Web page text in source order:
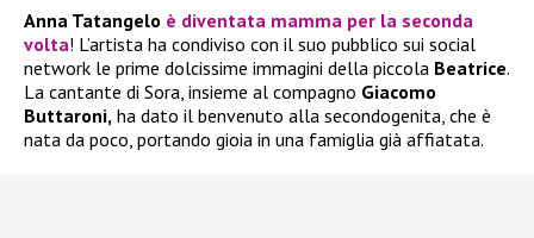
Anna Tatangelo è diventata mamma per la seconda
volta! L’artista ha condiviso con il suo pubblico sui social
network le prime dolcissime immagini della piccola Beatrice.
La cantante di Sora, insieme al compagno Giacomo
Buttaroni, ha dato il benvenuto alla secondogenita, che è
nata da poco, portando gioia in una famiglia già affiatata.